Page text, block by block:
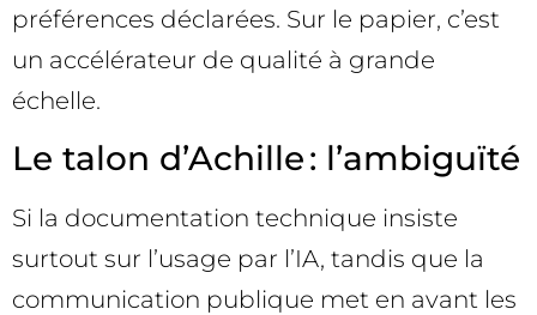
préférences déclarées. Sur le papier, c’est
un accélérateur de qualité à grande
échelle.
Le talon d’Achille : l’ambiguïté
Si la documentation technique insiste
surtout sur l’usage par l’IA, tandis que la
communication publique met en avant les